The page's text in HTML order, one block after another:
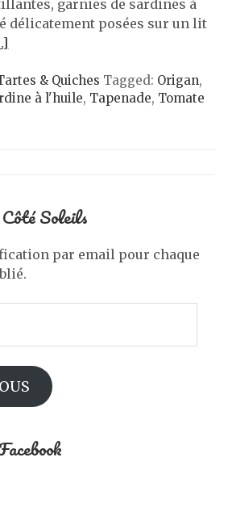
garnies de sardines à
délicatement posées sur un lit
& Quiches Tagged: Origan,
à l'huile, Tapenade, Tomate
Soleils
par email pour chaque